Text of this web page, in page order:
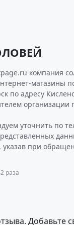
компания
магазины
по адресу
организации
уточнить по
при
раза
Добавьте